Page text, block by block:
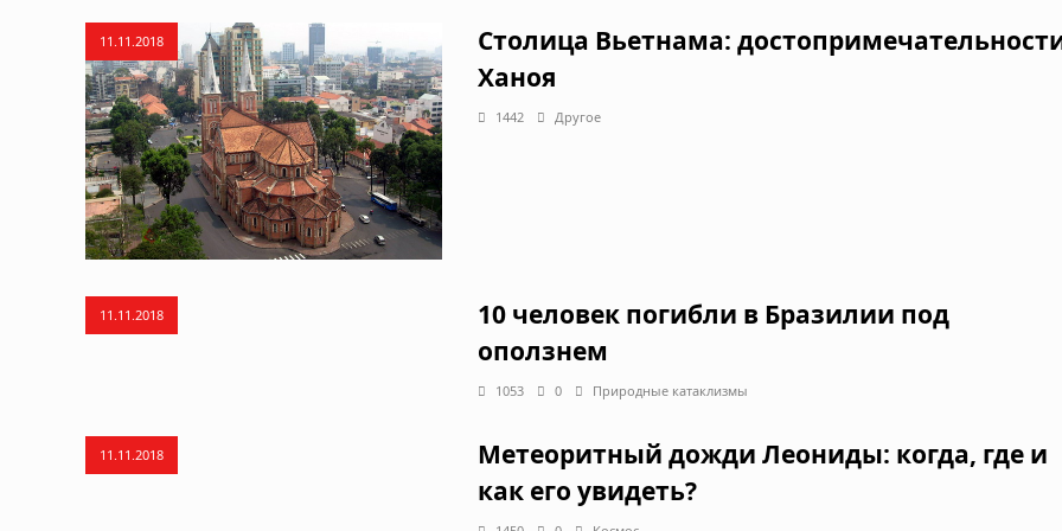
11.11.2018
Столица Вьетнама:
Ханоя
1442 Другое
11.11.2018
10 человек погибли в Бразилии под
оползнем
1053 0 Природные катаклизмы
11.11.2018
Метеоритный дожди Леониды: когда, где и
как его увидеть?